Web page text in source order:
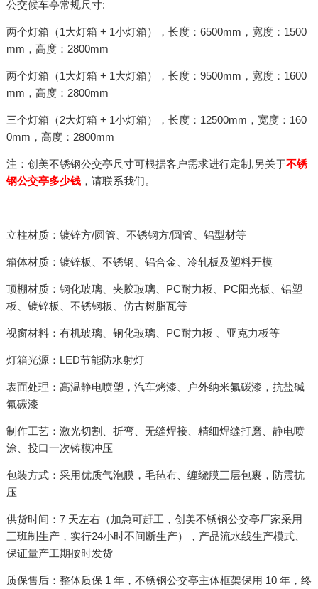
公交候车亭常规尺寸:
两个灯箱（1大灯箱 + 1小灯箱），长度：6500mm，宽度：1500
mm，高度：2800mm
两个灯箱（1大灯箱 + 1大灯箱），长度：9500mm，宽度：1600
mm，高度：2800mm
三个灯箱（2大灯箱 + 1小灯箱），长度：12500mm，宽度：160
0mm，高度：2800mm
注：创美不锈钢公交亭尺寸可根据客户需求进行定制,另关于不锈
钢公交亭多少钱，请联系我们。
立柱材质：镀锌方/圆管、不锈钢方/圆管、铝型材等
箱体材质：镀锌板、不锈钢、铝合金、冷轧板及塑料开模
顶棚材质：钢化玻璃、夹胶玻璃、PC耐力板、PC阳光板、铝塑
板、镀锌板、不锈钢板、仿古树脂瓦等
视窗材料：有机玻璃、钢化玻璃、PC耐力板 、亚克力板等
灯箱光源：LED节能防水射灯
表面处理：高温静电喷塑，汽车烤漆、户外纳米氟碳漆，抗盐碱
氟碳漆
制作工艺：激光切割、折弯、无缝焊接、精细焊缝打磨、静电喷
涂、投口一次铸模冲压
包装方式：采用优质气泡膜，毛毡布、缠绕膜三层包裹，防震抗
压
供货时间：7 天左右（加急可赶工，创美不锈钢公交亭厂家采用
三班制生产，实行24小时不间断生产），产品流水线生产模式、
保证量产工期按时发货
质保售后：整体质保 1 年，不锈钢公交亭主体框架保用 10 年，终